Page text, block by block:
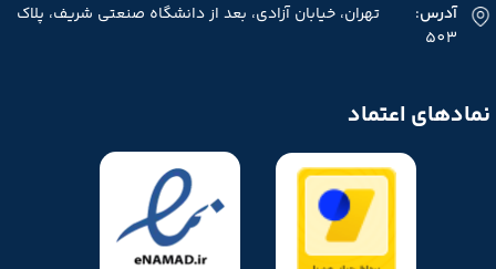
نمادهای اعتماد
آدرس: تهران، خیابان آزادی، بعد از دانشگاه صنعتی شریف، پلاک
503